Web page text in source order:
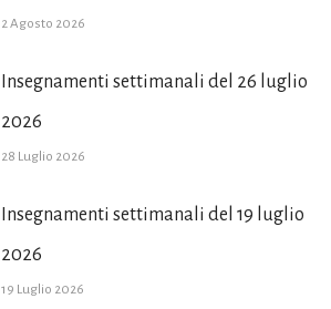
2 Agosto 2026
Insegnamenti settimanali del 26 luglio
2026
28 Luglio 2026
Insegnamenti settimanali del 19 luglio
2026
19 Luglio 2026